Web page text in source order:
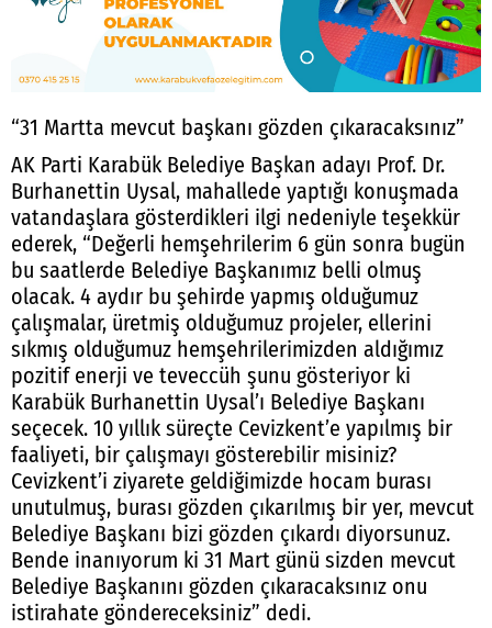
“31 Martta mevcut başkanı gözden çıkaracaksınız”
AK Parti Karabük Belediye Başkan adayı Prof. Dr.
Burhanettin Uysal, mahallede yaptığı konuşmada
vatandaşlara gösterdikleri ilgi nedeniyle teşekkür
ederek, “Değerli hemşehrilerim 6 gün sonra bugün
bu saatlerde Belediye Başkanımız belli olmuş
olacak. 4 aydır bu şehirde yapmış olduğumuz
çalışmalar, üretmiş olduğumuz projeler, ellerini
sıkmış olduğumuz hemşehrilerimizden aldığımız
pozitif enerji ve teveccüh şunu gösteriyor ki
Karabük Burhanettin Uysal’ı Belediye Başkanı
seçecek. 10 yıllık süreçte Cevizkent’e yapılmış bir
faaliyeti, bir çalışmayı gösterebilir misiniz?
Cevizkent’i ziyarete geldiğimizde hocam burası
unutulmuş, burası gözden çıkarılmış bir yer, mevcut
Belediye Başkanı bizi gözden çıkardı diyorsunuz.
Bende inanıyorum ki 31 Mart günü sizden mevcut
Belediye Başkanını gözden çıkaracaksınız onu
istirahate göndereceksiniz” dedi.